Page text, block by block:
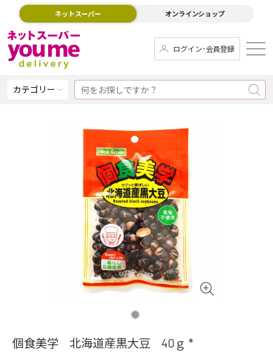
ネットスーパー オンラインショップ
ログイン･会員登録
カテゴリー
個食美学 北海道産黒大豆 40ｇ *